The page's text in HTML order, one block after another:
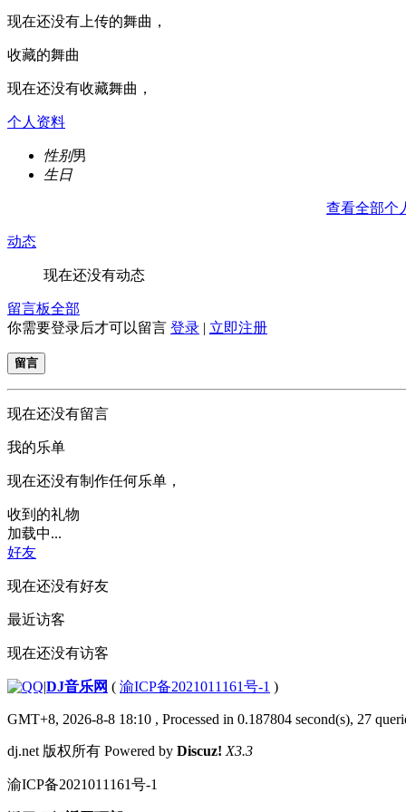
现在还没有上传的舞曲，
收藏的舞曲
现在还没有收藏舞曲，
个人资料
性别男
生日
查看全部个
动态
现在还没有动态
留言板全部
你需要登录后才可以留言 登录 | 立即注册
留言
现在还没有留言
我的乐单
现在还没有制作任何乐单，
收到的礼物
加载中...
好友
现在还没有好友
最近访客
现在还没有访客
|DJ音乐网 ( 渝ICP备2021011161号-1 )
GMT+8, 2026-8-8 18:10 , Processed in 0.187804 second(s), 27
dj.net 版权所有 Powered by Discuz! X3.3
渝ICP备2021011161号-1